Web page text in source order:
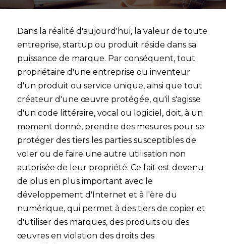
Dans la réalité d'aujourd'hui, la valeur de toute
entreprise, startup ou produit réside dans sa
puissance de marque. Par conséquent, tout
propriétaire d'une entreprise ou inventeur
d'un produit ou service unique, ainsi que tout
créateur d'une œuvre protégée, qu'il s'agisse
d'un code littéraire, vocal ou logiciel, doit, à un
moment donné, prendre des mesures pour se
protéger des tiers les parties susceptibles de
voler ou de faire une autre utilisation non
autorisée de leur propriété. Ce fait est devenu
de plus en plus important avec le
développement d'Internet et à l'ère du
numérique, qui permet à des tiers de copier et
d'utiliser des marques, des produits ou des
œuvres en violation des droits des